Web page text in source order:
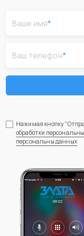
Ваше имя*
Ваш телефон*
Нажимая кнопку
обработки
персональны данных